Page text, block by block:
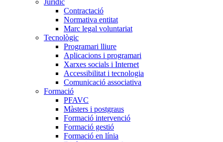
Jurídic
Contractació
Normativa entitat
Marc legal voluntariat
Tecnològic
Programari lliure
Aplicacions i programari
Xarxes socials i Internet
Accessibilitat i tecnologia
Comunicació associativa
Formació
PFAVC
Màsters i postgraus
Formació intervenció
Formació gestió
Formació en línia